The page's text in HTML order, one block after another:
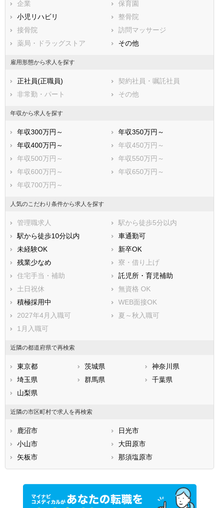
那須郡那珂川町
企業
保育園
小児リハビリ
整骨院
接骨院
訪問マッサージ
薬局・ドラッグストア
その他
雇用形態から求人を探す
正社員(正職員)
契約社員・嘱託社員
非常勤・パート
その他
年収から求人を探す
年収300万円～
年収350万円～
年収400万円～
年収450万円～
年収500万円～
年収550万円～
年収600万円～
年収650万円～
年収700万円～
人気のこだわり条件から求人を探す
管理職求人
駅から徒歩5分以内
駅から徒歩10分以内
車通勤可
未経験OK
新卒OK
残業少なめ
寮・借り上げ
住宅手当・補助
託児所・育児補助
土日祝休
無資格 OK
積極採用中
WEB面接OK
2027年4月入職可
夏～秋入職可
1月入職可
近隣の都道府県で再検索
東京都 茨城県
神奈川県
埼玉県
群馬県
千葉県
山梨県
近隣の市区町村で求人を再検索
鹿沼市
日光市
小山市
大田原市
矢板市
那須塩原市